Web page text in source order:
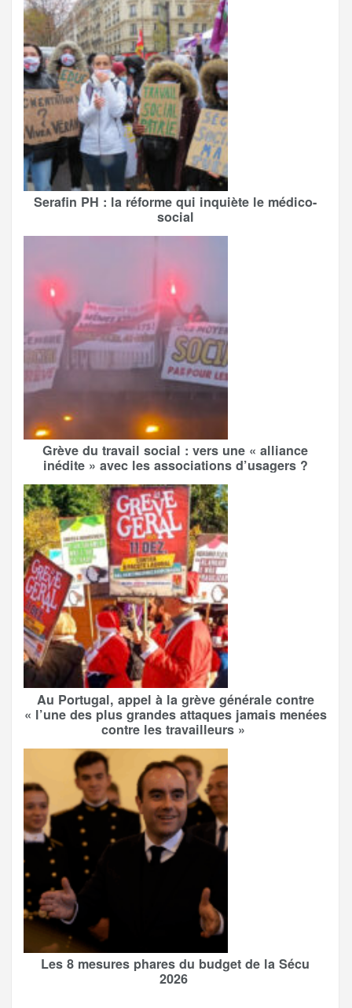
Serafin PH : la réforme qui inquiète le médico-
social
Grève du travail social : vers une « alliance
inédite » avec les associations d’usagers ?
Au Portugal, appel à la grève générale contre
« l’une des plus grandes attaques jamais menées
contre les travailleurs »
Les 8 mesures phares du budget de la Sécu
2026